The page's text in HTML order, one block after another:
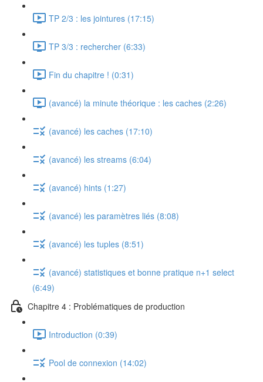
TP 2/3 : les jointures (17:15)
TP 3/3 : rechercher (6:33)
Fin du chapitre ! (0:31)
(avancé) la minute théorique : les caches (2:26)
(avancé) les caches (17:10)
(avancé) les streams (6:04)
(avancé) hints (1:27)
(avancé) les paramètres liés (8:08)
(avancé) les tuples (8:51)
(avancé) statistiques et bonne pratique n+1 select
(6:49)
Chapitre 4 : Problématiques de production
Introduction (0:39)
Pool de connexion (14:02)